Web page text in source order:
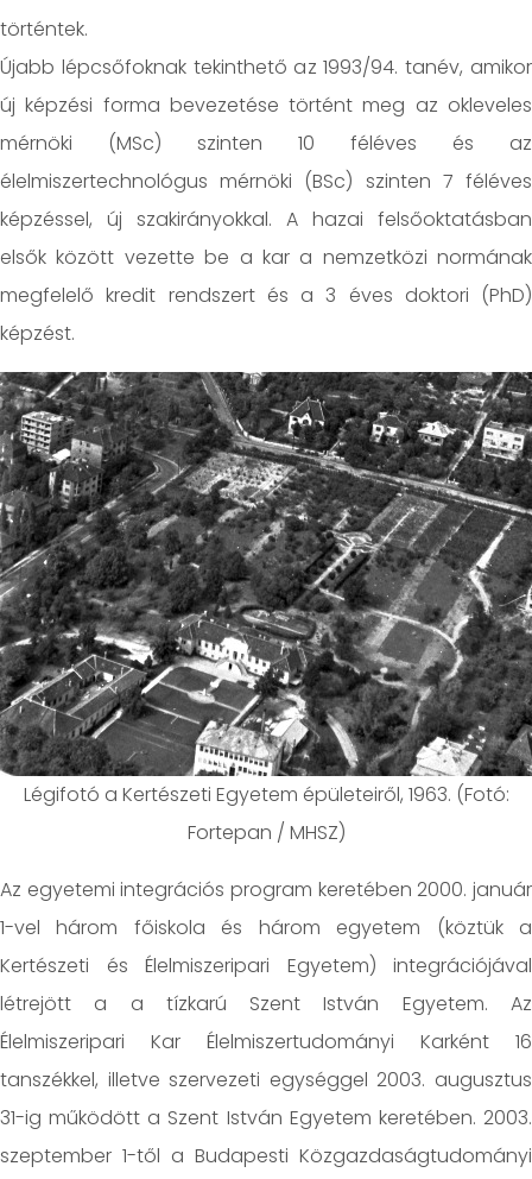
történtek.
Újabb lépcsőfoknak tekinthető az 1993/94. tanév, amikor
új képzési forma bevezetése történt meg az okleveles
mérnöki (MSc) szinten 10 féléves és az
élelmiszertechnológus mérnöki (BSc) szinten 7 féléves
képzéssel, új szakirányokkal. A hazai felsőoktatásban
elsők között vezette be a kar a nemzetközi normának
megfelelő kredit rendszert és a 3 éves doktori (PhD)
képzést.
Légifotó a Kertészeti Egyetem épületeiről, 1963. (Fotó:
Fortepan / MHSZ)
Az egyetemi integrációs program keretében 2000. január
1-vel három főiskola és három egyetem (köztük a
Kertészeti és Élelmiszeripari Egyetem) integrációjával
létrejött a a tízkarú Szent István Egyetem. Az
Élelmiszeripari Kar Élelmiszertudományi Karként 16
tanszékkel, illetve szervezeti egységgel 2003. augusztus
31-ig működött a Szent István Egyetem keretében. 2003.
szeptember 1-től a Budapesti Közgazdaságtudományi